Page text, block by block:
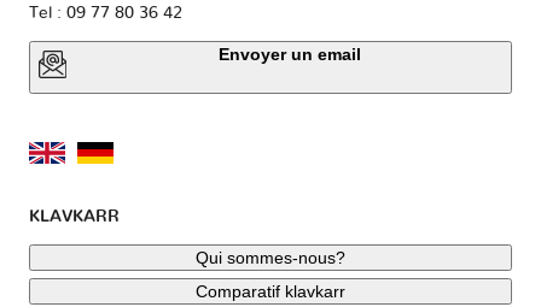
Tel : 09 77 80 36 42
Envoyer un email
KLAVKARR
Qui sommes-nous?
Comparatif klavkarr